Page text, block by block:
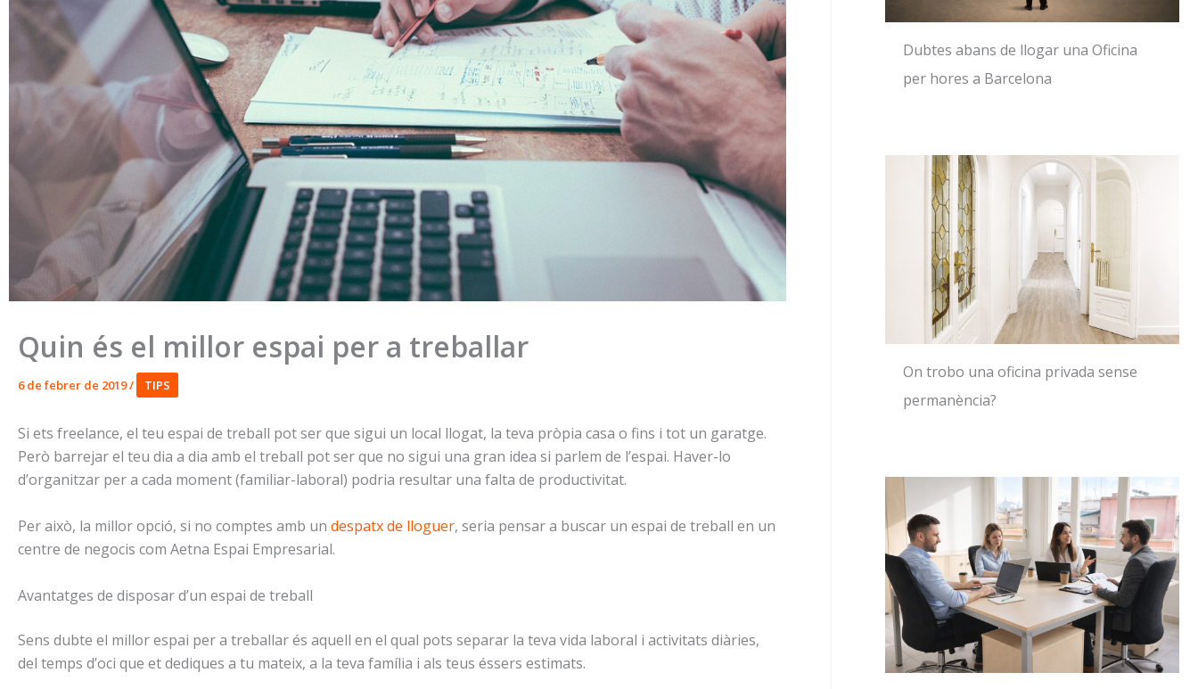
Quin és el millor espai per a treballar
6 de febrer de 2019/ TIPS
Si ets freelance, el teu espai de treball pot ser que sigui un local llogat, la teva pròpia casa o fins i tot un garatge.
Però barrejar el teu dia a dia amb el treball pot ser que no sigui una gran idea si parlem de l’espai. Haver-lo
d’organitzar per a cada moment (familiar-laboral) podria resultar una falta de productivitat.
Per això, la millor opció, si no comptes amb un despatx de lloguer, seria pensar a buscar un espai de treball en un
centre de negocis com Aetna Espai Empresarial.
Avantatges de disposar d’un espai de treball
Sens dubte el millor espai per a treballar és aquell en el qual pots separar la teva vida laboral i activitats diàries,
del temps d’oci que et dediques a tu mateix, a la teva família i als teus éssers estimats.
Dubtes abans de llogar una Oficina
per hores a Barcelona
On trobo una oficina privada sense
permanència?